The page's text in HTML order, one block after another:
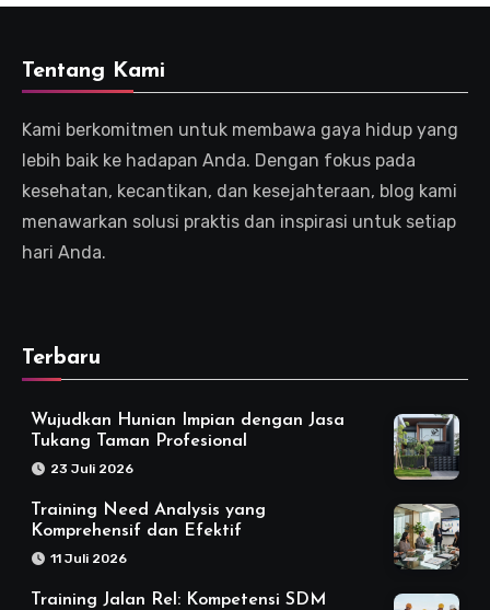
Tentang Kami
Kami berkomitmen untuk membawa gaya hidup yang
lebih baik ke hadapan Anda. Dengan fokus pada
kesehatan, kecantikan, dan kesejahteraan, blog kami
menawarkan solusi praktis dan inspirasi untuk setiap
hari Anda.
Terbaru
Wujudkan Hunian Impian dengan Jasa
Tukang Taman Profesional
23 Juli 2026
Training Need Analysis yang
Komprehensif dan Efektif
11 Juli 2026
Training Jalan Rel: Kompetensi SDM